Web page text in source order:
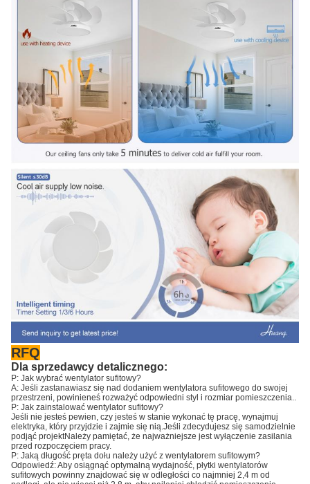
RFQ
Dla sprzedawcy detalicznego:
P: Jak wybrać wentylator sufitowy?
A: Jeśli zastanawiasz się nad dodaniem wentylatora sufitowego do swojej
przestrzeni, powinieneś rozważyć odpowiedni styl i rozmiar pomieszczenia..
P: Jak zainstalować wentylator sufitowy?
Jeśli nie jesteś pewien, czy jesteś w stanie wykonać tę pracę, wynajmuj
elektryka, który przyjdzie i zajmie się nią.Jeśli zdecydujesz się samodzielnie
podjąć projektNależy pamiętać, że najważniejsze jest wyłączenie zasilania
przed rozpoczęciem pracy.
P: Jaką długość pręta dołu należy użyć z wentylatorem sufitowym?
Odpowiedź: Aby osiągnąć optymalną wydajność, płytki wentylatorów
sufitowych powinny znajdować się w odległości co najmniej 2,4 m od